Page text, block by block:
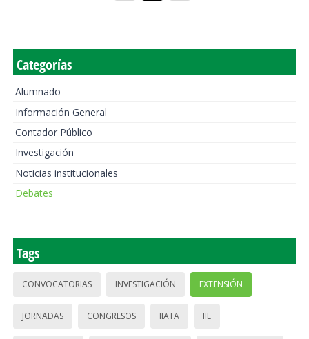
Categorías
Alumnado
Información General
Contador Público
Investigación
Noticias institucionales
Debates
Tags
CONVOCATORIAS INVESTIGACIÓN EXTENSIÓN
JORNADAS CONGRESOS IIATA IIE